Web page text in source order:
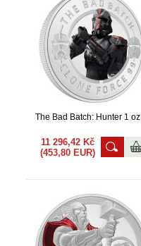
The Bad Batch: Hunter 1 oz
11 296,42 Kč
(453,80 EUR)